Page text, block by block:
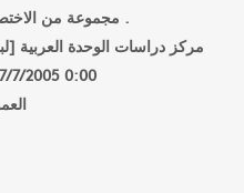
مجموعة من الاختصاصيين .
مركز دراسات الوحدة العربية
7/7/2005 0:00